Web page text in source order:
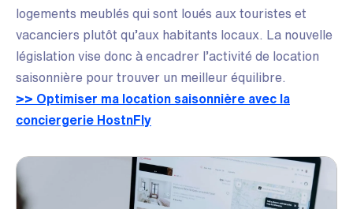
logements meublés qui sont loués aux touristes et
vacanciers plutôt qu’aux habitants locaux. La nouvelle
législation vise donc à encadrer l’activité de location
saisonnière pour trouver un meilleur équilibre.
>> Optimiser ma location saisonnière avec la
conciergerie HostnFly